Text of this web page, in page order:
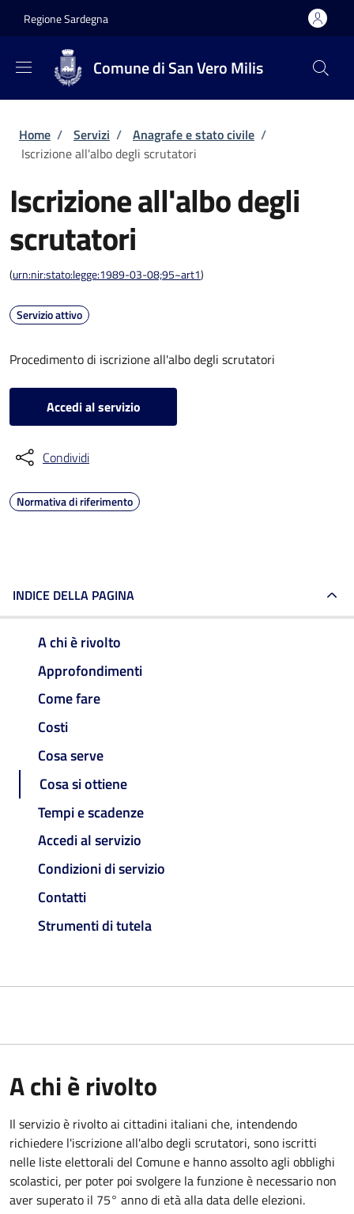
Regione Sardegna
Comune di San Vero Milis
Briciole di pane
Home / Servizi / Anagrafe e stato civile /
Iscrizione all'albo degli scrutatori
Iscrizione all'albo degli
scrutatori
(urn:nir:stato:legge:1989-03-08;95~art1)
Servizio attivo
Procedimento di iscrizione all'albo degli scrutatori
Accedi al servizio
Condividi
Normativa di riferimento
INDICE DELLA PAGINA
A chi è rivolto
Approfondimenti
Come fare
Costi
Cosa serve
Cosa si ottiene
Tempi e scadenze
Accedi al servizio
Condizioni di servizio
Contatti
Strumenti di tutela
A chi è rivolto
Il servizio è rivolto ai cittadini italiani che, intendendo
richiedere l'iscrizione all'albo degli scrutatori, sono iscritti
nelle liste elettorali del Comune e hanno assolto agli obblighi
scolastici, per poter poi svolgere la funzione è necessario non
aver superato il 75° anno di età alla data delle elezioni.